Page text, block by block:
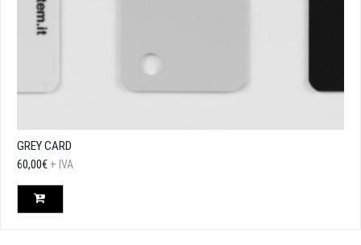
GREY CARD
60,00€ + IVA